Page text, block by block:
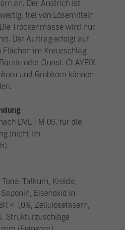
an. Der Anstrich ist
frei von Lösemitteln
Trockenmasse wird nur
Der Auftrag erfolgt auf
im Kreuzschlag
oder Quast. CLAYFIX
und Grobkorn können
DVL TM 06. für die
(nicht im
Talkum, Kreide,
Eisenoxid in
< 1,0%, Zellulosefasern,
Strukturzuschläge